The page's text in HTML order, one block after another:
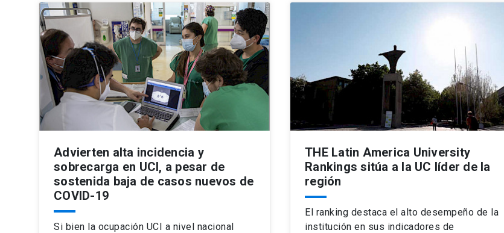
Advierten alta incidencia y
sobrecarga en UCI, a pesar de
sostenida baja de casos nuevos de
COVID-19
Si bien la ocupación UCI a nivel nacional
THE Latin America University
Rankings sitúa a la UC líder de la
región
El ranking destaca el alto desempeño de la
institución en sus indicadores de